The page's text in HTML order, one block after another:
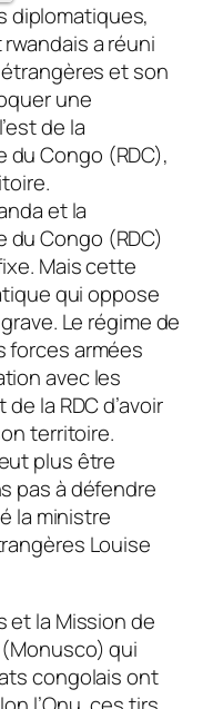
diplomatiques,
a réuni
et son
une
de la
Congo (RDC),
et la
Congo (RDC)
Mais cette
qui oppose
Le régime de
forces armées
avec les
la RDC d’avoir
territoire.
plus être
pas à défendre
la ministre
Louise
et la Mission de
(Monusco) qui
congolais ont